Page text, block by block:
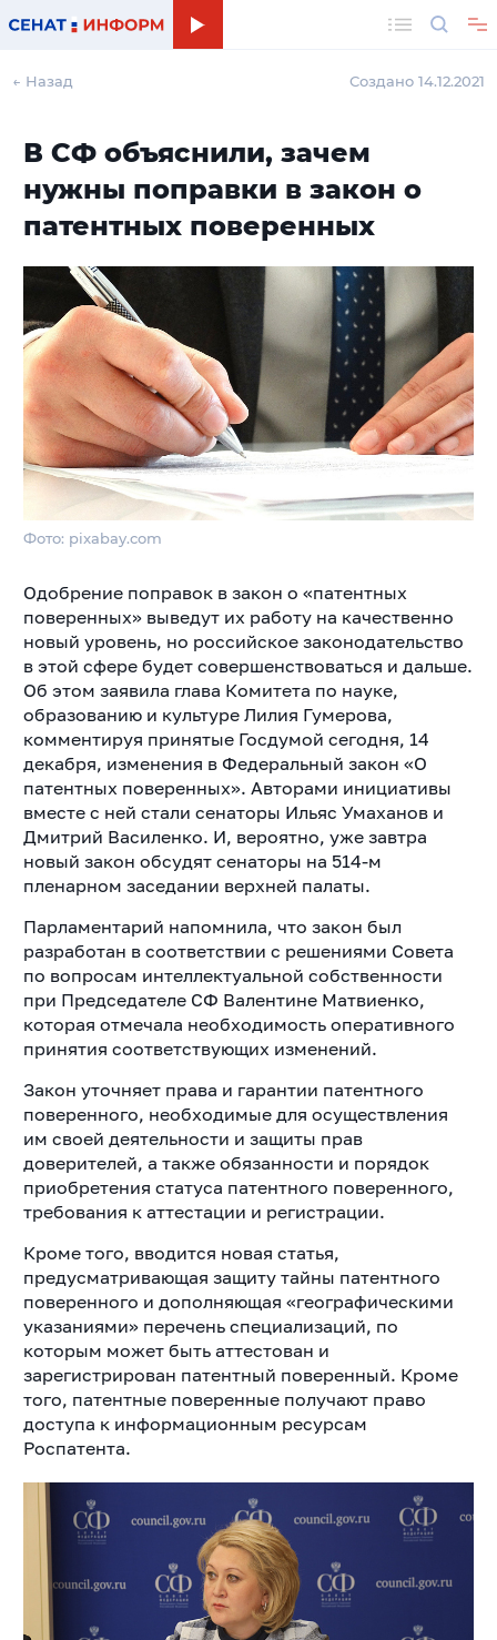
← Назад Создано 14.12.2021
В СФ объяснили, зачем
нужны поправки в закон о
патентных поверенных
Фото: pixabay.com
Одобрение поправок в закон о «патентных
поверенных» выведут их работу на качественно
новый уровень, но российское законодательство
в этой сфере будет совершенствоваться и дальше.
Об этом заявила глава Комитета по науке,
образованию и культуре Лилия Гумерова,
комментируя принятые Госдумой сегодня, 14
декабря, изменения в Федеральный закон «О
патентных поверенных». Авторами инициативы
вместе с ней стали сенаторы Ильяс Умаханов и
Дмитрий Василенко. И, вероятно, уже завтра
новый закон обсудят сенаторы на 514-м
пленарном заседании верхней палаты.
Парламентарий напомнила, что закон был
разработан в соответствии с решениями Совета
по вопросам интеллектуальной собственности
при Председателе СФ Валентине Матвиенко,
которая отмечала необходимость оперативного
принятия соответствующих изменений.
Закон уточняет права и гарантии патентного
поверенного, необходимые для осуществления
им своей деятельности и защиты прав
доверителей, а также обязанности и порядок
приобретения статуса патентного поверенного,
требования к аттестации и регистрации.
Кроме того, вводится новая статья,
предусматривающая защиту тайны патентного
поверенного и дополняющая «географическими
указаниями» перечень специализаций, по
которым может быть аттестован и
зарегистрирован патентный поверенный. Кроме
того, патентные поверенные получают право
доступа к информационным ресурсам
Роспатента.